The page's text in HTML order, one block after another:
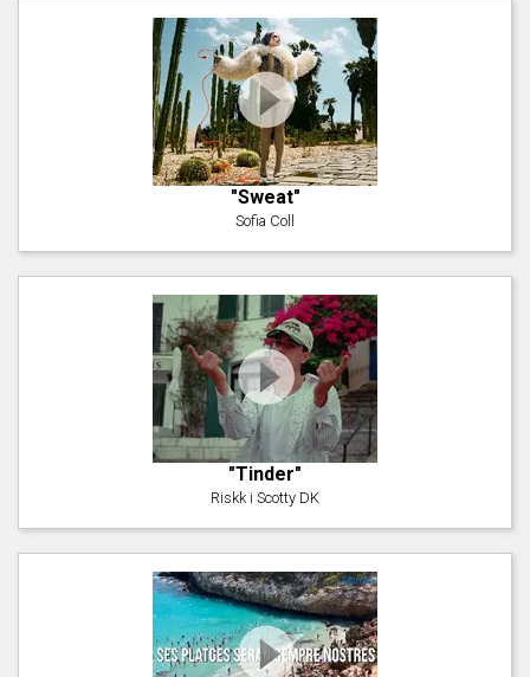
"Sweat"
Sofia Coll
"Tinder"
Riskk i Scotty DK